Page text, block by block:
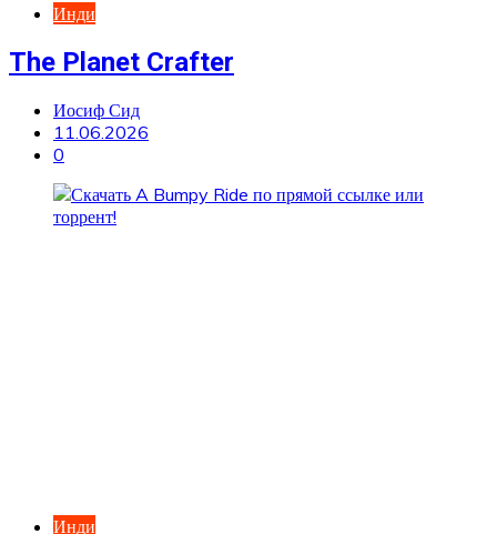
Инди
The Planet Crafter
Иосиф Сид
11.06.2026
0
Инди